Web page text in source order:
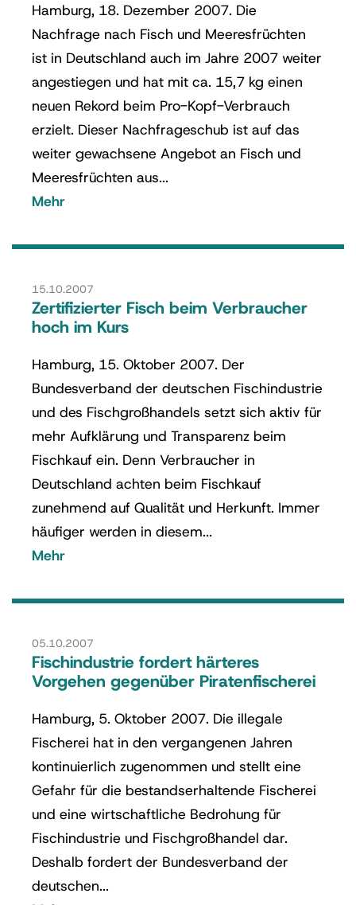
Hamburg, 18. Dezember 2007. Die
Nachfrage nach Fisch und Meeresfrüchten
ist in Deutschland auch im Jahre 2007 weiter
angestiegen und hat mit ca. 15,7 kg einen
neuen Rekord beim Pro-Kopf-Verbrauch
erzielt. Dieser Nachfrageschub ist auf das
weiter gewachsene Angebot an Fisch und
Meeresfrüchten aus...
Mehr
15.10.2007
Zertifizierter Fisch beim Verbraucher
hoch im Kurs
Hamburg, 15. Oktober 2007. Der
Bundesverband der deutschen Fischindustrie
und des Fischgroßhandels setzt sich aktiv für
mehr Aufklärung und Transparenz beim
Fischkauf ein. Denn Verbraucher in
Deutschland achten beim Fischkauf
zunehmend auf Qualität und Herkunft. Immer
häufiger werden in diesem...
Mehr
05.10.2007
Fischindustrie fordert härteres
Vorgehen gegenüber Piratenfischerei
Hamburg, 5. Oktober 2007. Die illegale
Fischerei hat in den vergangenen Jahren
kontinuierlich zugenommen und stellt eine
Gefahr für die bestandserhaltende Fischerei
und eine wirtschaftliche Bedrohung für
Fischindustrie und Fischgroßhandel dar.
Deshalb fordert der Bundesverband der
deutschen...